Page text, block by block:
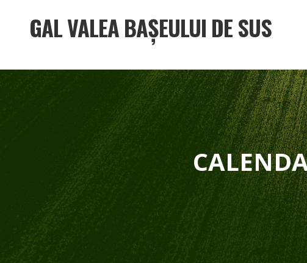
GAL VALEA BAȘEULUI DE SUS